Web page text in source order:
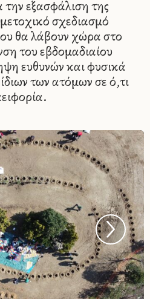
την εξασφάλιση της
σχεδιασμό
θα λάβουν χώρα στο
του εβδομαδιαίου
ευθυνών και φυσικά
των ατόμων σε ό,τι